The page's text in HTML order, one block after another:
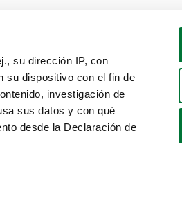
su dirección IP, con
su dispositivo con el fin de
investigación de
sus datos y con qué
desde la Declaración de